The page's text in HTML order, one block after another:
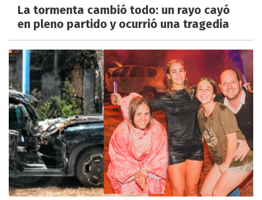
La tormenta cambió todo: un rayo cayó
en pleno partido y ocurrió una tragedia